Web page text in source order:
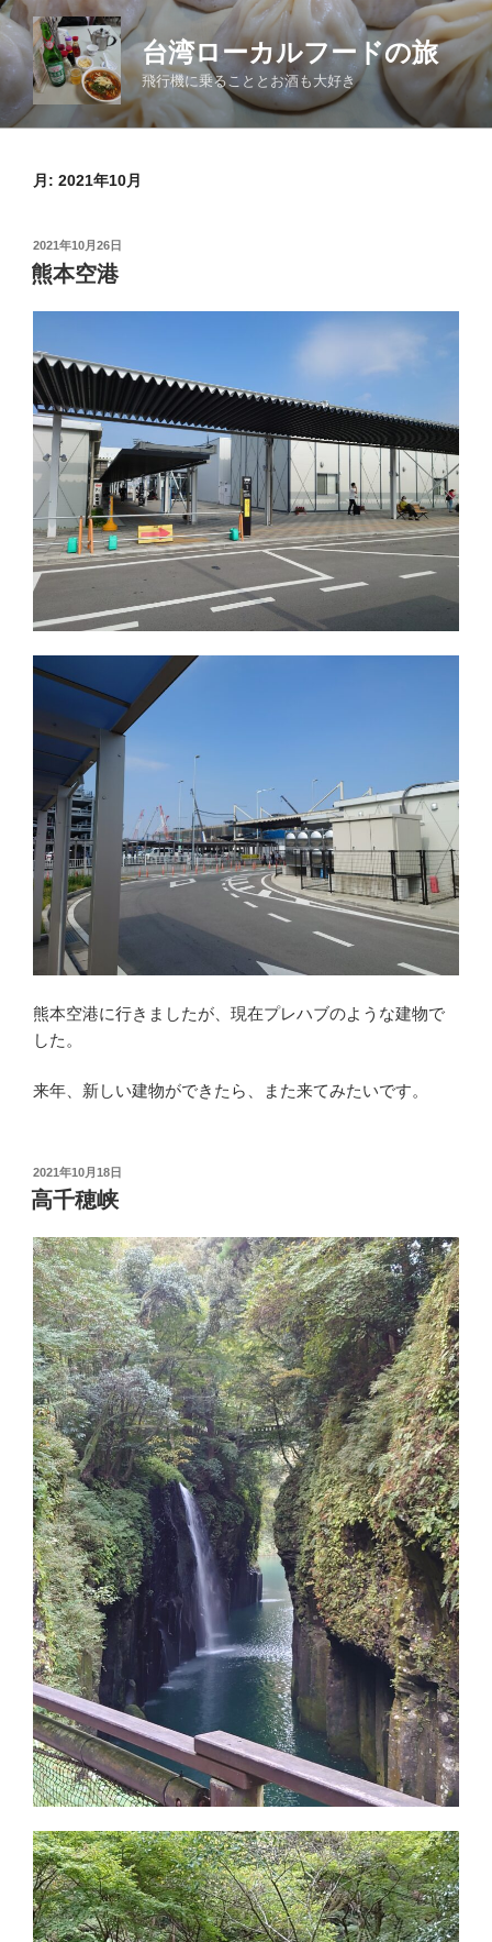
コ
テ
ン
台湾ローカルフードの旅
飛行機に乗ることとお酒も大好き
月: 2021年10月
投
稿
日:
2021年10月26日
熊本空港
熊本空港に行きましたが、現在プレハブのような建物で
した。
来年、新しい建物ができたら、また来てみたいです。
投
稿
日:
2021年10月18日
高千穂峡